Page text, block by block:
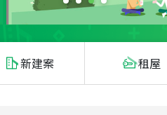
新建案 租屋